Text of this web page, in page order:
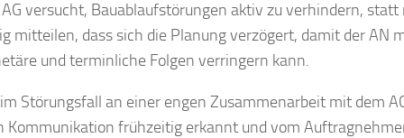
versucht, Bauablaufstörungen aktiv zu verhindern, statt
mitteilen, dass sich die Planung verzögert, damit der AN
und terminliche Folgen verringern kann.
Störungsfall an einer engen Zusammenarbeit mit dem
frühzeitig erkannt und vom